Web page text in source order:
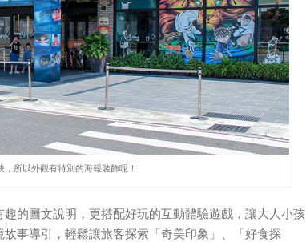
所以外觀有特別的海報裝飾呢！
的圖文說明，更搭配好玩的互動體驗遊戲，讓大人小孩
事導引，輕鬆讓旅客探索「奇美印象」、「好食探